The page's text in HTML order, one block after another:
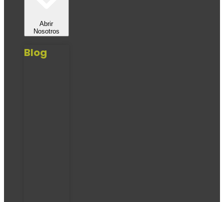
Abrir
Nosotros
Blog